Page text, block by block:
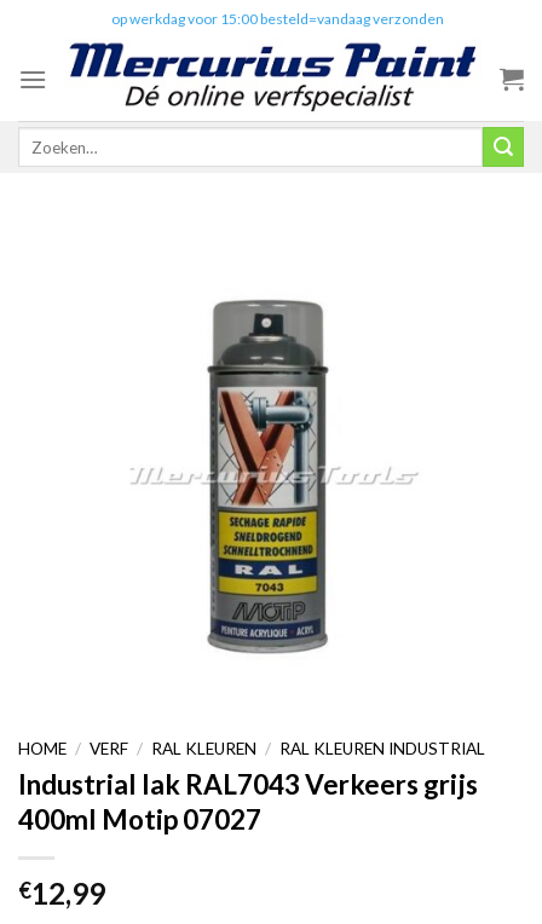
content
op werkdag voor 15:00 besteld=vandaag verzonden
Zoeken
HOME / VERF / RAL KLEUREN / RAL KLEUREN INDUSTRIAL
Industrial lak RAL7043 Verkeers grijs
400ml Motip 07027
€12,99